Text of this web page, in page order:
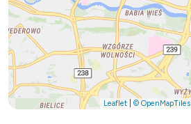
Leaflet © OpenMapTiles